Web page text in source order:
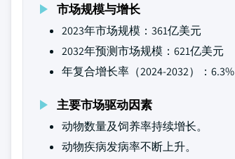
市场规模与增长
2023年市场规模：361亿美元
2032年预测市场规模：621亿美元
年复合增长率（2024-2032）：6.3%
主要市场驱动因素
动物数量及饲养率持续增长。
动物疾病发病率不断上升。